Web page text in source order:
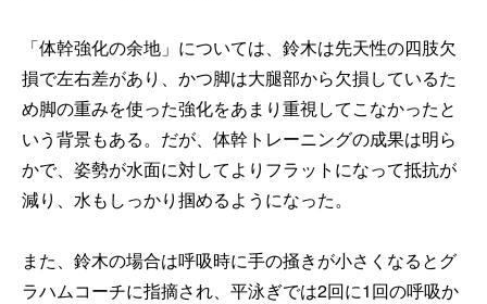
「体幹強化の余地」については、鈴木は先天性の四肢欠
損で左右差があり、かつ脚は大腿部から欠損しているた
め脚の重みを使った強化をあまり重視してこなかったと
いう背景もある。だが、体幹トレーニングの成果は明ら
かで、姿勢が水面に対してよりフラットになって抵抗が
減り、水もしっかり掴めるようになった。
また、鈴木の場合は呼吸時に手の掻きが小さくなるとグ
ラハムコーチに指摘され、平泳ぎでは2回に1回の呼吸か